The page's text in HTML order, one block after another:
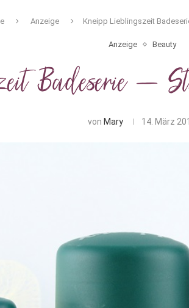
Anzeige Kneipp Lieblingszeit
Anzeige Beauty
Badeserie –
von Mary 14. März